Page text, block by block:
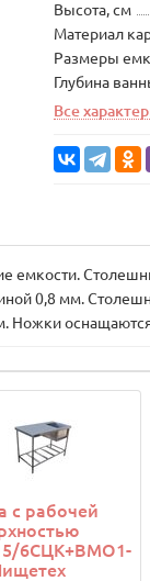
Высота, см
Материал
Размеры
Глубина
Все
0,8 мм.
с рабочей
6СЦК+ВМО1-